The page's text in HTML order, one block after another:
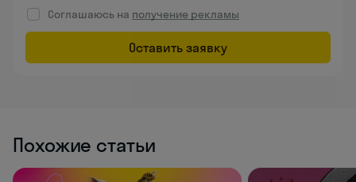
Соглашаюсь на получение рекламы
Оставить заявку
Похожие статьи